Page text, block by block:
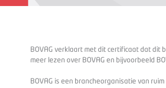
BOVAG verklaart met dit certificaat dat dit
meer lezen over BOVAG en bijvoorbeeld
BOVAG is een brancheorganisatie van